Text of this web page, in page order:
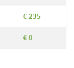
€ 235
€ 0